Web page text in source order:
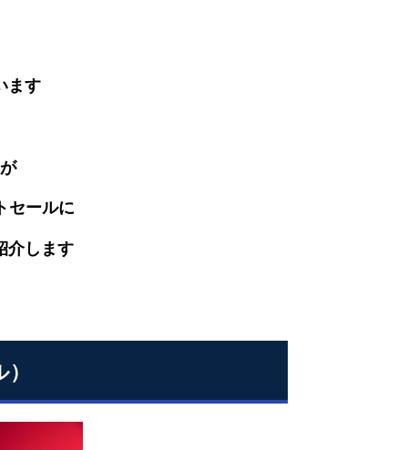
ます
セールに
介します